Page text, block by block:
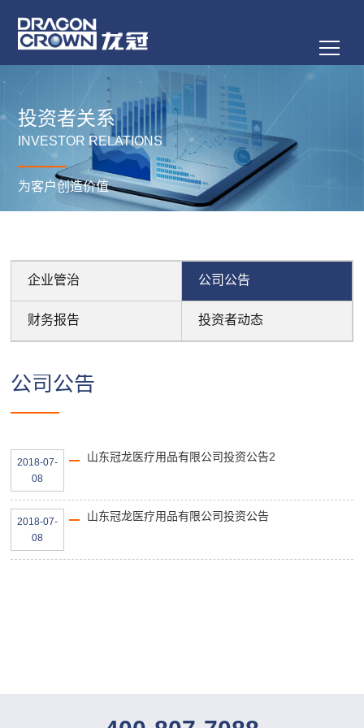
投资者关系
INVESTOR RELATIONS
为客户创造价值
企业管治 公司公告
财务报告 投资者动态
公司公告
2018-07-
08
山东冠龙医疗用品有限公司投资公告2
2018-07-
08
山东冠龙医疗用品有限公司投资公告